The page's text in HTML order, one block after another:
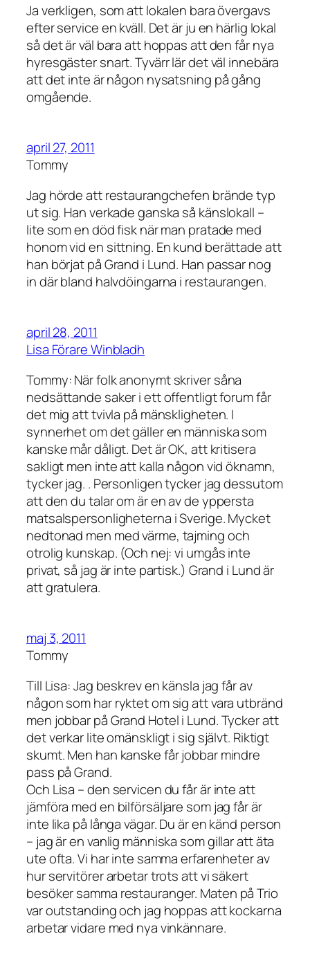
Ja verkligen, som att lokalen bara övergavs
efter service en kväll. Det är ju en härlig lokal
så det är väl bara att hoppas att den får nya
hyresgäster snart. Tyvärr lär det väl innebära
att det inte är någon nysatsning på gång
omgående.
april 27, 2011
Tommy
Jag hörde att restaurangchefen brände typ
ut sig. Han verkade ganska så känslokall –
lite som en död fisk när man pratade med
honom vid en sittning. En kund berättade att
han börjat på Grand i Lund. Han passar nog
in där bland halvdöingarna i restaurangen.
april 28, 2011
Lisa Förare Winbladh
Tommy: När folk anonymt skriver såna
nedsättande saker i ett offentligt forum får
det mig att tvivla på mänskligheten. I
synnerhet om det gäller en människa som
kanske mår dåligt. Det är OK, att kritisera
sakligt men inte att kalla någon vid öknamn,
tycker jag. . Personligen tycker jag dessutom
att den du talar om är en av de yppersta
matsalspersonligheterna i Sverige. Mycket
nedtonad men med värme, tajming och
otrolig kunskap. (Och nej: vi umgås inte
privat, så jag är inte partisk.) Grand i Lund är
att gratulera.
maj 3, 2011
Tommy
Till Lisa: Jag beskrev en känsla jag får av
någon som har ryktet om sig att vara utbränd
men jobbar på Grand Hotel i Lund. Tycker att
det verkar lite omänskligt i sig självt. Riktigt
skumt. Men han kanske får jobbar mindre
pass på Grand.
Och Lisa – den servicen du får är inte att
jämföra med en bilförsäljare som jag får är
inte lika på långa vägar. Du är en känd person
– jag är en vanlig människa som gillar att äta
ute ofta. Vi har inte samma erfarenheter av
hur servitörer arbetar trots att vi säkert
besöker samma restauranger. Maten på Trio
var outstanding och jag hoppas att kockarna
arbetar vidare med nya vinkännare.